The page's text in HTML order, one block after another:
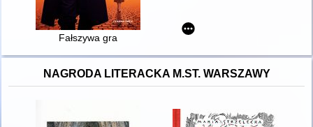
Fałszywa gra
NAGRODA LITERACKA M.ST. WARSZAWY